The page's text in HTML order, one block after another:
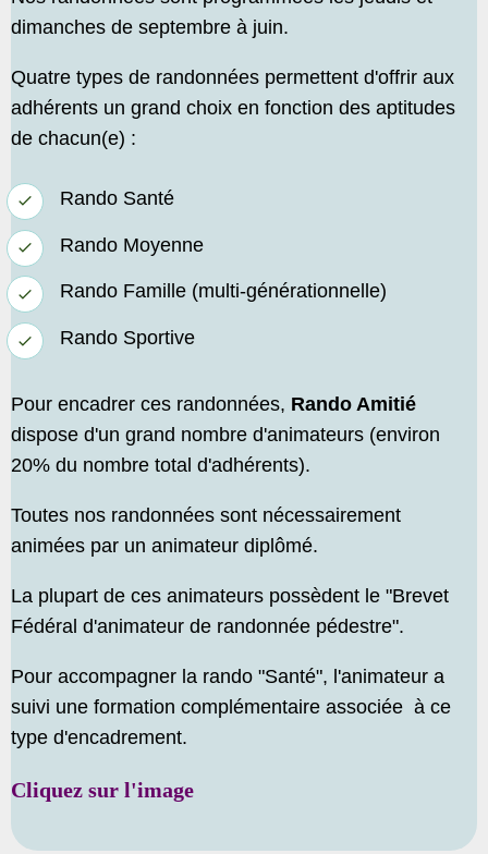
dimanches de septembre à juin.
Quatre types de randonnées permettent d'offrir aux
adhérents un grand choix en fonction des aptitudes
de chacun(e) :
Rando Santé
Rando Moyenne
Rando Famille (multi-générationnelle)
Rando Sportive
Pour encadrer ces randonnées, Rando Amitié
dispose d'un grand nombre d'animateurs (environ
20% du nombre total d'adhérents).
Toutes nos randonnées sont nécessairement
animées par un animateur diplômé.
La plupart de ces animateurs possèdent le "Brevet
Fédéral d'animateur de randonnée pédestre".
Pour accompagner la rando "Santé", l'animateur a
suivi une formation complémentaire associée à ce
type d'encadrement.
Cliquez sur l'image